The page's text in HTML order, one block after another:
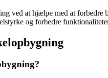
ved at hjælpe med at forbedre
og forbedre